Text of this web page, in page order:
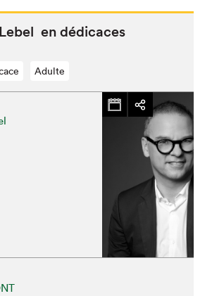
en dédicaces
Adulte